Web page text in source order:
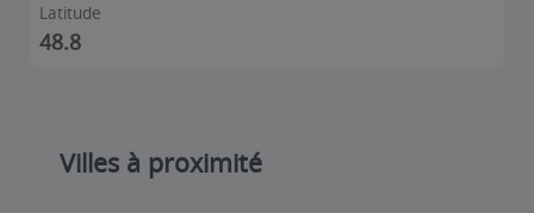
Latitude
48.8
Villes à proximité